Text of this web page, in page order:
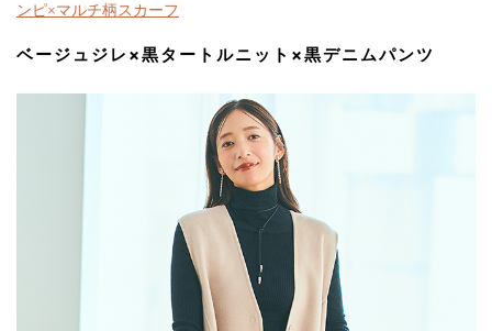
ンピ×マルチ柄スカーフ
ベージュジレ×黒タートルニット×黒デニムパンツ